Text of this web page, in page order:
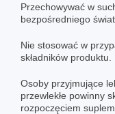
Przechowywać w
bezpośredniego
Nie stosować w
składników produktu.
Osoby przyjmujące
przewlekłe powinny
rozpoczęciem